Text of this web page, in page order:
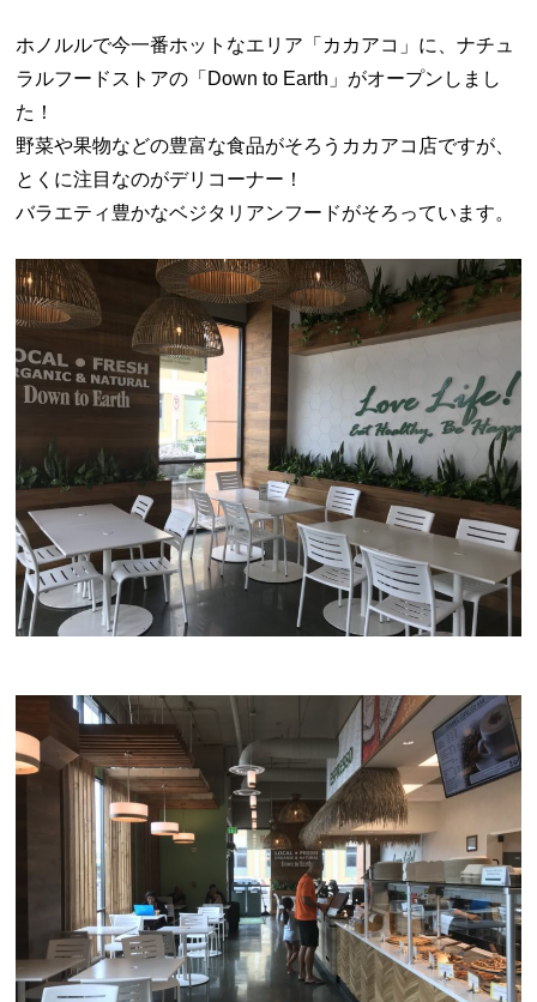
ホノルルで今一番ホットなエリア「カカアコ」に、ナチュ
ラルフードストアの「Down to Earth」がオープンしまし
た！
野菜や果物などの豊富な食品がそろうカカアコ店ですが、
とくに注目なのがデリコーナー！
バラエティ豊かなベジタリアンフードがそろっています。